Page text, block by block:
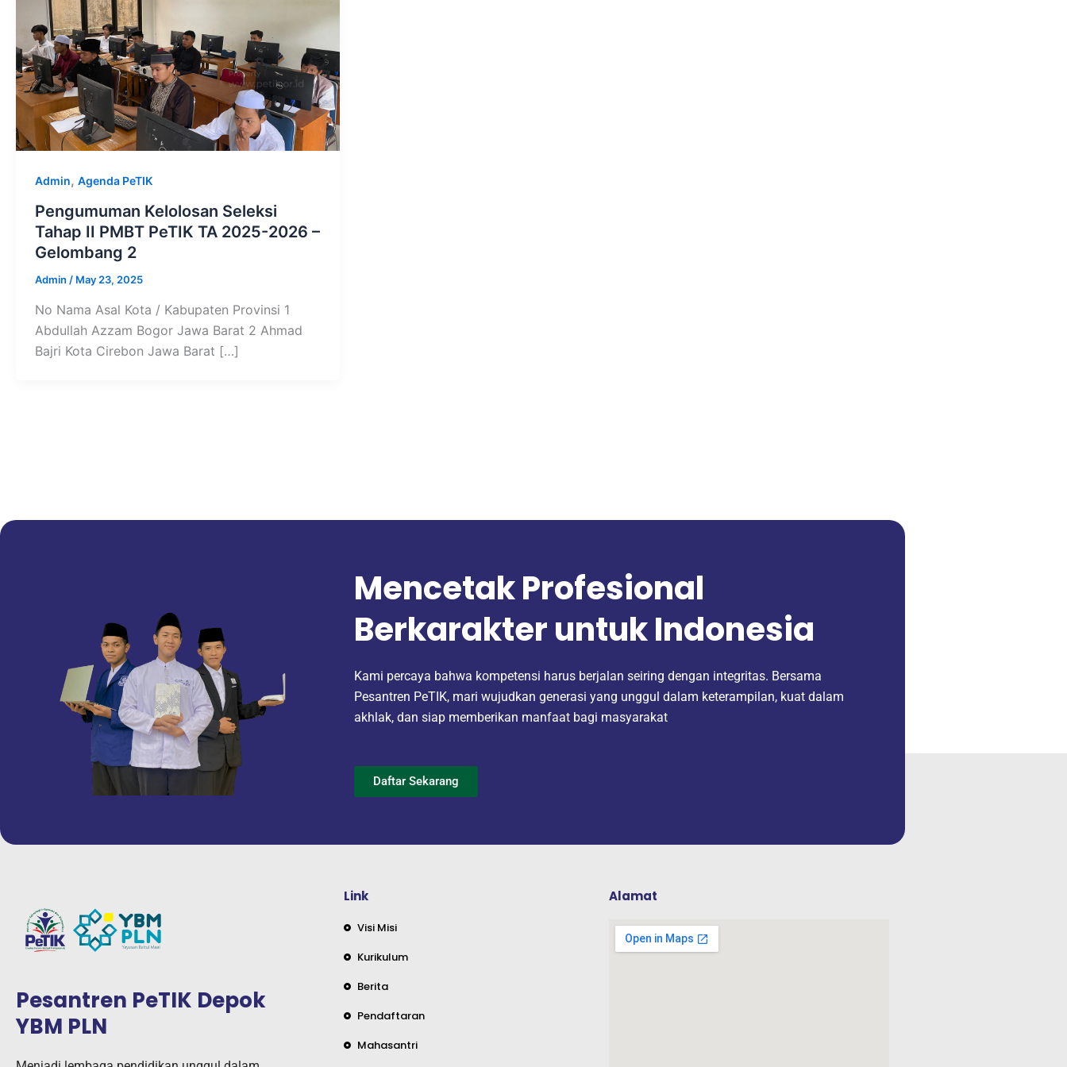
Admin, Agenda PeTIK
Pengumuman Kelolosan Seleksi
Tahap II PMBT PeTIK TA 2025-2026 –
Gelombang 2
Admin / May 23, 2025
No Nama Asal Kota / Kabupaten Provinsi 1
Abdullah Azzam Bogor Jawa Barat 2 Ahmad
Bajri Kota Cirebon Jawa Barat […]
Mencetak Profesional
Berkarakter untuk Indonesia
Kami percaya bahwa kompetensi harus berjalan seiring dengan integritas. Bersama
Pesantren PeTIK, mari wujudkan generasi yang unggul dalam keterampilan, kuat dalam
akhlak, dan siap memberikan manfaat bagi masyarakat
Daftar Sekarang
Pesantren PeTIK Depok
YBM PLN
Link
Visi Misi
Kurikulum
Berita
Pendaftaran
Mahasantri
Alamat